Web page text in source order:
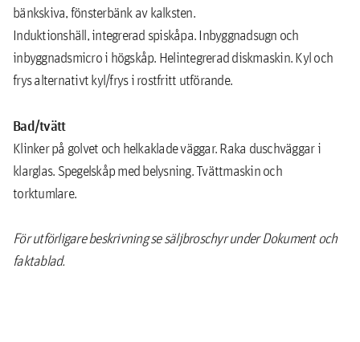
bänkskiva, fönsterbänk av kalksten.
Induktionshäll, integrerad spiskåpa. Inbyggnadsugn och
inbyggnadsmicro i högskåp. Helintegrerad diskmaskin. Kyl och
frys alternativt kyl/frys i rostfritt utförande.
Bad/tvätt
Klinker på golvet och helkaklade väggar. Raka duschväggar i
klarglas. Spegelskåp med belysning. Tvättmaskin och
torktumlare.
För utförligare beskrivning se säljbroschyr under Dokument och
faktablad.